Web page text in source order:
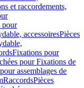
et raccordements,
pour
accessoiresPièces
Fixations pour
pour Fixations de
assemblages de
RaccordsPièces